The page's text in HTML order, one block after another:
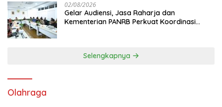
02/08/2026
Gelar Audiensi, Jasa Raharja dan
Kementerian PANRB Perkuat Koordinasi
Selengkapnya
Olahraga